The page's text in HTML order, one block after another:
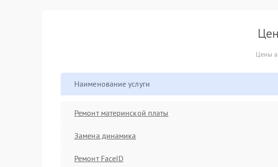
Цены
Наименование услуги
Ремонт материнской платы
Замена динамика
Ремонт FaceID